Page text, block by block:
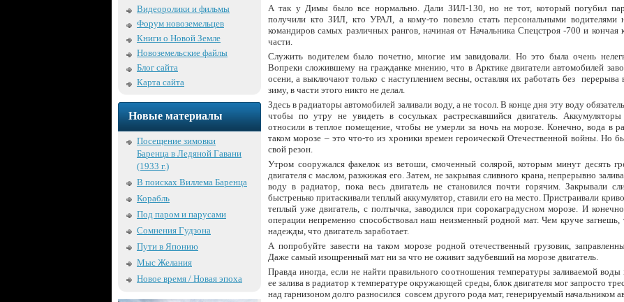
Видеоролики и фильмы
Форум новоземельцев
Книги о Новой Земле
Новоземельские файлы
Блог сайта
Карта сайта
Новые материалы
Посещение зимовки
Баренца в Ледяной Гавани
(1933 г.)
В поисках Виллема Баренца
Корабль
Под паром и парусами
Сомнения Гудзона
Пути в Японию
Мыс Желания
Новое время / Новая эпоха
А так у Димы было все нормально. Дали ЗИЛ-130, но не тот, который погубил
получили кто ЗИЛ, кто УРАЛ, а кому-то повезло стать персональными водителями
командиров самых различных рангов, начиная от Начальника Спецстроя -700 и кончая
части.
Служить водителем было почетно, многие им завидовали. Но это была очень
Вопреки сложившему на гражданке мнению, что в Арктике двигатели автомобилей
осени, а выключают только с наступлением весны, оставляя их работать без
зиму, в части этого никто не делал.
Здесь в радиаторы автомобилей заливали воду, а не тосол. В конце дня эту воду
чтобы по утру не увидеть в сосульках растрескавшийся двигатель.
относили в теплое помещение, чтобы не умерли за ночь на морозе. Конечно, вода в
таком морозе – это что-то из хроники времен героической Отечественной войны. Но
свой резон.
Утром сооружался факелок из ветоши, смоченный солярой, которым минут десять
двигателя с маслом, разжижая его. Затем, не закрывая сливного крана, непрерывно
воду в радиатор, пока весь двигатель не становился почти горячим. Закрывали
быстренько притаскивали теплый аккумулятор, ставили его на место. Пристраивали
теплый уже двигатель, с полтычка, заводился при сорокаградусном морозе. И
операции непременно способствовал наш неизменный родной мат. Чем круче загнешь,
надежды, что двигатель заработает.
А попробуйте завести на таком морозе родной отечественный грузовик,
Даже самый изощренный мат ни за что не оживит задубевший на морозе двигатель.
Правда иногда, если не найти правильного соотношения температуры заливаемой
ее залива в радиатор к температуре окружающей среды, блок двигателя мог запросто
над гарнизоном долго разносился совсем другого рода мат, генерируемый начальником